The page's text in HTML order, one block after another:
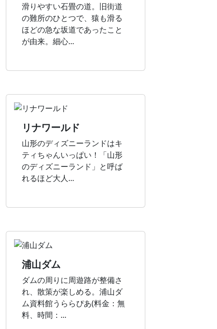
滑りやすい石畳の道。旧街道
の難所のひとつで、猿も滑る
ほどの急な坂道であったこと
が由来。細心...
リナワールド
山形のディズニーランドはキ
ティちゃんいっぱい！「山形
のディズニーランド」と呼ば
れるほど大人...
浦山ダム
ダムの周りに周遊路が整備さ
れ、散策が楽しめる。浦山ダ
ム資料館うららぴあ(料金：無
料、時間：...